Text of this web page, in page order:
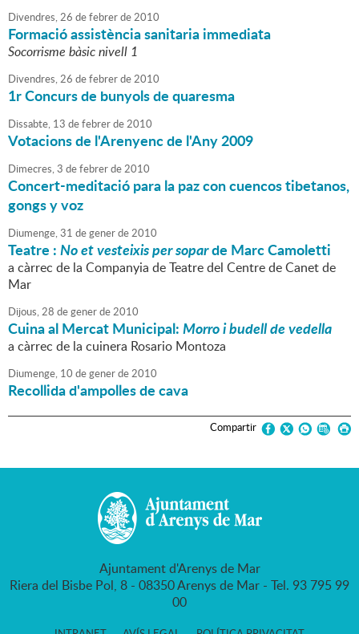
Divendres,26 defebrerde2010
Formació assistència sanitaria immediata
Socorrisme bàsic nivell 1
Divendres,26 defebrerde2010
1r Concurs de bunyols de quaresma
Dissabte, 13 defebrerde2010
Votacions de l'Arenyenc de l'Any 2009
Dimecres,3 defebrerde2010
Concert-meditació para la paz con cuencos tibetanos,
gongs y voz
Diumenge,31 degenerde2010
Teatre :No et vesteixis per soparde Marc Camoletti
a càrrec de la Companyia de Teatre del Centre de Canet de
Mar
Dijous,28 degenerde2010
Cuina al Mercat Municipal:Morro i budell de vedella
a càrrec de la cuinera Rosario Montoza
Diumenge, 10 degenerde2010
Recollida d'ampolles de cava
Compartir
Ajuntament d'Arenys de Mar
Riera del Bisbe Pol, 8 - 08350 Arenys de Mar - Tel. 93 795 99
00